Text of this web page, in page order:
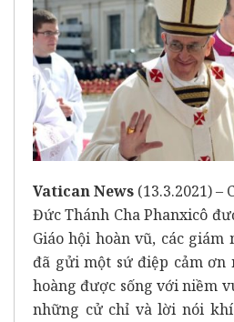
Vatican News (13.3.2021) –
Đức Thánh Cha Phanxicô
Giáo hội hoàn vũ, các
đã gửi một sứ điệp cảm ơn
hoàng được sống với niềm
những cử chỉ và lời nói